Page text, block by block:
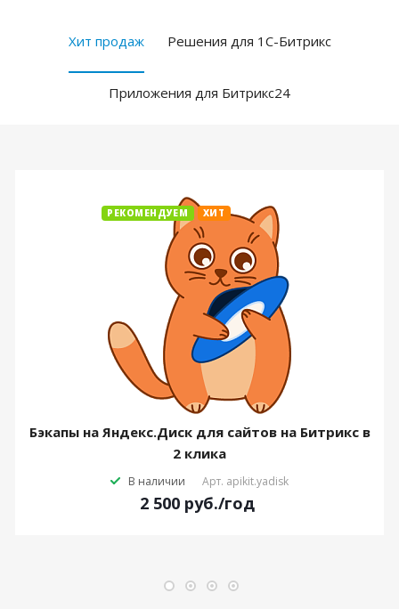
Хит продаж Решения для 1С-Битрикс
Приложения для Битрикс24
РЕКОМЕНДУЕМ ХИТ
Бэкапы на Яндекс.Диск для сайтов на Битрикс в
2 клика
В наличии Арт. apikit.yadisk
2 500 руб./год